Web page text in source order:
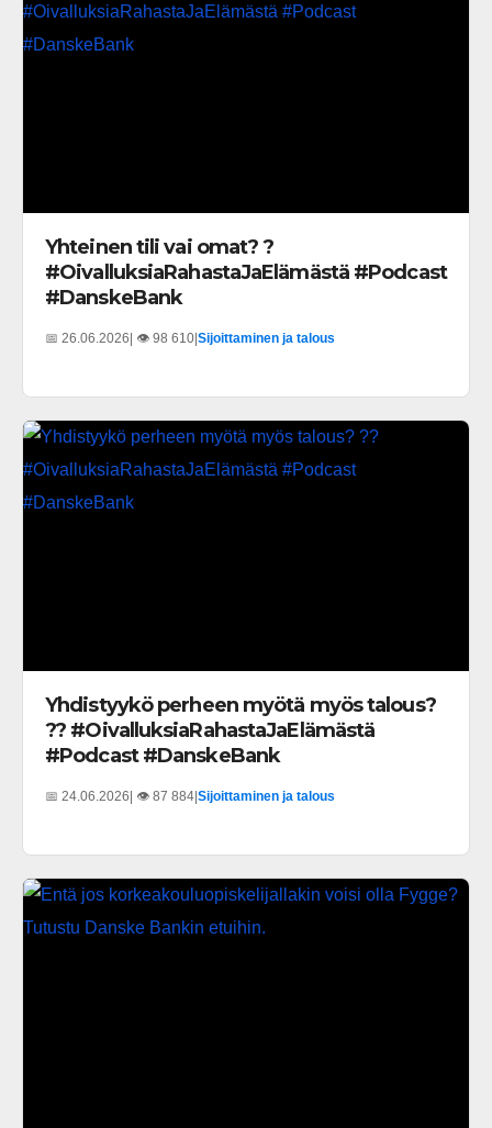
Yhteinen tili vai omat? ?
#OivalluksiaRahastaJaElämästä #Podcast
#DanskeBank
📅 26.06.2026 | 👁️ 98 610 Sijoittaminen ja talous
Yhdistyykö perheen myötä myös talous?
?? #OivalluksiaRahastaJaElämästä
#Podcast #DanskeBank
📅 24.06.2026 | 👁️ 87 884 Sijoittaminen ja talous